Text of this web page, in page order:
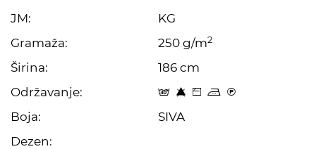
JM:
KG
Gramaža:
250 g/m2
Širina:
186 cm
Održavanje:
t 8 Z p C
Boja:
SIVA
Dezen: